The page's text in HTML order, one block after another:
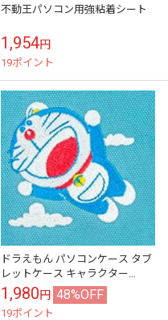
不動王パソコン用強粘着シート
1,954円
19ポイント
ドラえもん パソコンケース タブ
レットケース キャラクター
911214001 ショウワノート
1,980円 48%OFF
19ポイント